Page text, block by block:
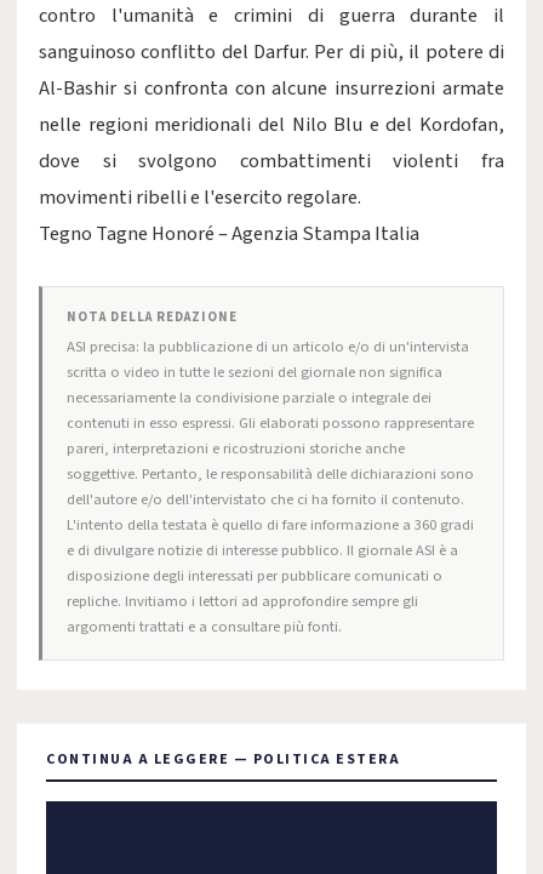
contro l'umanità e crimini di guerra durante il
sanguinoso conflitto del Darfur. Per di più, il potere di
Al-Bashir si confronta con alcune insurrezioni armate
nelle regioni meridionali del Nilo Blu e del Kordofan,
dove si svolgono combattimenti violenti fra
movimenti ribelli e l'esercito regolare.
Tegno Tagne Honoré – Agenzia Stampa Italia
NOTA DELLA REDAZIONE
ASI precisa: la pubblicazione di un articolo e/o di un'intervista
scritta o video in tutte le sezioni del giornale non significa
necessariamente la condivisione parziale o integrale dei
contenuti in esso espressi. Gli elaborati possono rappresentare
pareri, interpretazioni e ricostruzioni storiche anche
soggettive. Pertanto, le responsabilità delle dichiarazioni sono
dell'autore e/o dell'intervistato che ci ha fornito il contenuto.
L'intento della testata è quello di fare informazione a 360 gradi
e di divulgare notizie di interesse pubblico. Il giornale ASI è a
disposizione degli interessati per pubblicare comunicati o
repliche. Invitiamo i lettori ad approfondire sempre gli
argomenti trattati e a consultare più fonti.
CONTINUA A LEGGERE — POLITICA ESTERA